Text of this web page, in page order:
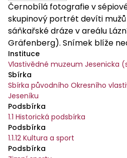
Černobílá fotografie v
skupinový portrét devíti
sáňkařské dráze v areálu
Gräfenberg). Snímek blíže
zaoblenými rohy je
Fotograf Josef Fitz z Jeseníku.
Instituce
Vlastivědné muzeum Jesenicka
Sbírka
Sbírka původního Okresního
Jeseníku
Podsbírka
1.1 Historická podsbírka
Podsbírka
1.1.12 Kultura a sport
Podsbírka